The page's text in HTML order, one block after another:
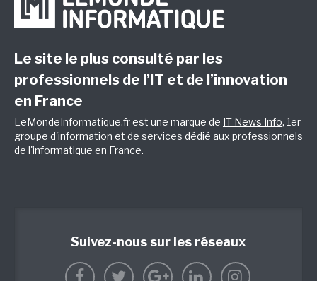
Le site le plus consulté par les
professionnels de l’IT et de l’innovation
en France
LeMondeInformatique.fr est une marque de IT News Info, 1er
groupe d'information et de services dédié aux professionnels
de l'informatique en France.
Suivez-nous sur les réseaux